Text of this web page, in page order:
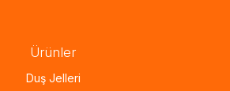
Ürünler
Duş Jelleri